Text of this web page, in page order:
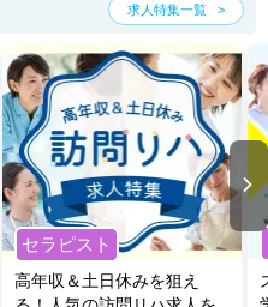
求人特集一覧
セラピスト
高年収＆土日休みを狙え